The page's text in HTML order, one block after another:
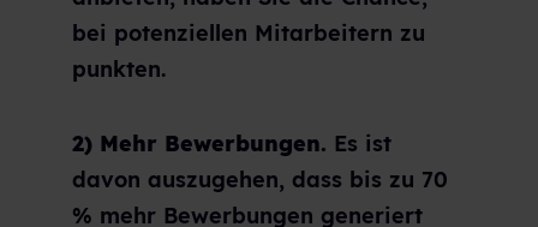
bei potenziellen Mitarbeitern zu
punkten.
2) Mehr Bewerbungen. Es ist
davon auszugehen, dass bis zu 70
% mehr Bewerbungen generiert